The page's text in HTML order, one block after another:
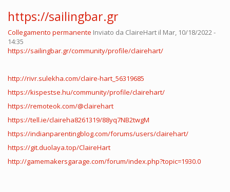
https://sailingbar.gr
Collegamento permanente Inviato da ClaireHart il Mar, 10/18/2022 -
14:35
https://sailingbar.gr/community/profile/clairehart/
http://rivr.sulekha.com/claire-hart_56319685
https://kispestse.hu/community/profile/clairehart/
https://remoteok.com/@clairehart
https://tell.ie/claireha8261319/88yq7NB2twgM
https://indianparentingblog.com/forums/users/clairehart/
https://git.duolaya.top/ClaireHart
http://gamemakersgarage.com/forum/index.php?topic=1930.0